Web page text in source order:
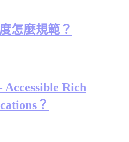
怎麼規範？
Rich
？